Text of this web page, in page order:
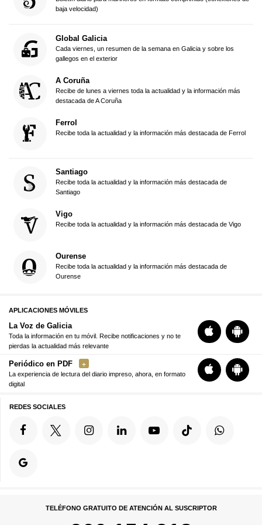
baja velocidad)
Global Galicia
Cada viernes, un resumen de la semana en Galicia y sobre los
gallegos en el exterior
A Coruña
Recibe de lunes a viernes toda la actualidad y la información más
destacada de A Coruña
Ferrol
Recibe toda la actualidad y la información más destacada de Ferrol
Santiago
Recibe toda la actualidad y la información más destacada de
Santiago
Vigo
Recibe toda la actualidad y la información más destacada de Vigo
Ourense
Recibe toda la actualidad y la información más destacada de
Ourense
APLICACIONES MÓVILES
La Voz de Galicia
Toda la información en tu móvil. Recibe notificaciones y no te
pierdas la actualidad más relevante
Periódico en PDF
La experiencia de lectura del diario impreso, ahora, en formato
digital
REDES SOCIALES
TELÉFONO GRATUITO DE ATENCIÓN AL SUSCRIPTOR